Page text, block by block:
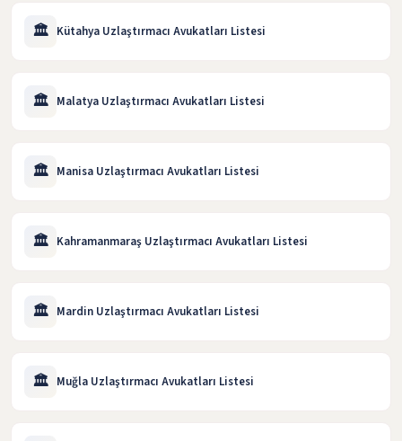
🏛️ Kütahya Uzlaştırmacı Avukatları Listesi
🏛️ Malatya Uzlaştırmacı Avukatları Listesi
🏛️ Manisa Uzlaştırmacı Avukatları Listesi
🏛️ Kahramanmaraş Uzlaştırmacı Avukatları Listesi
🏛️ Mardin Uzlaştırmacı Avukatları Listesi
🏛️ Muğla Uzlaştırmacı Avukatları Listesi